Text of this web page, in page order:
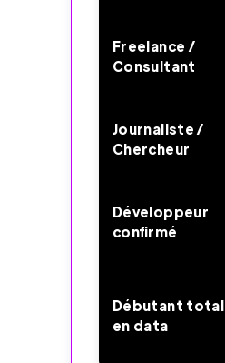
Freelance /
Consultant
Journaliste /
Chercheur
Développeur
confirmé
Débutant total
en data